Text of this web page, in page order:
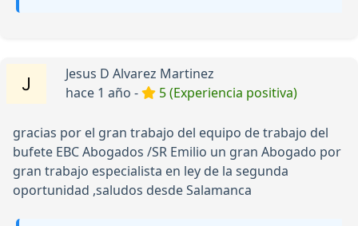
Jesus D Alvarez Martinez
hace 1 año -
5 (Experiencia positiva)
gracias por el gran trabajo del equipo de trabajo del
bufete EBC Abogados /SR Emilio un gran Abogado por
gran trabajo especialista en ley de la segunda
oportunidad ,saludos desde Salamanca